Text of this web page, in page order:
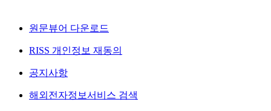
원문뷰어 다운로드
RISS 개인정보 재동의
공지사항
해외전자정보서비스 검색